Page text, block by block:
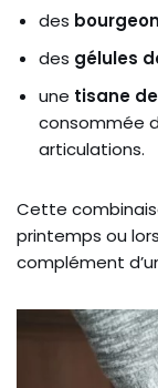
des
des gélules
une tisane de
consommée
articulations.
Cette
printemps ou
complément